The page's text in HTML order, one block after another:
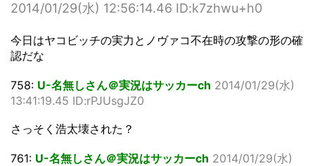
2014/01/29(水) 12:56:14.46 ID:k7zhwu+h0
今日はヤコビッチの実力とノヴァコ不在時の攻撃の形の確
認だな
758: U-名無しさん＠実況はサッカーch 2014/01/29(水)
13:41:19.45 ID:rPJUsgJZ0
さっそく浩太壊された？
761: U-名無しさん＠実況はサッカーch 2014/01/29(水)